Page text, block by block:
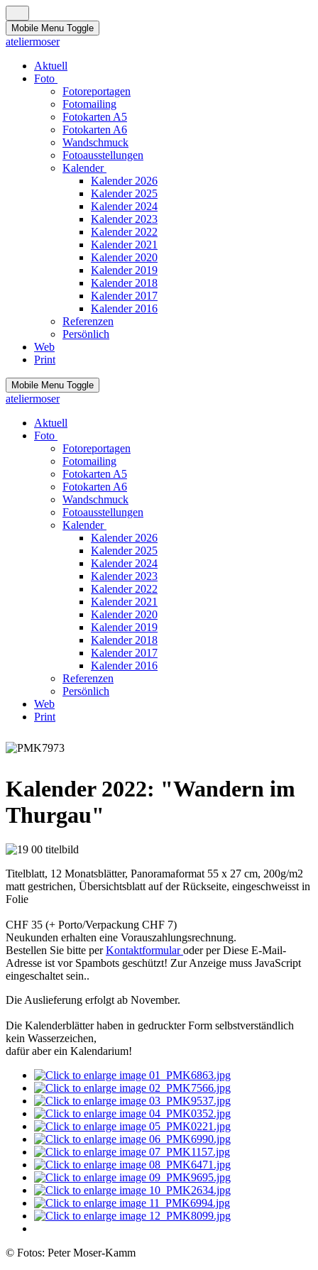
Mobile Menu Toggle
ateliermoser
Aktuell
Foto
Fotoreportagen
Fotomailing
Fotokarten A5
Fotokarten A6
Wandschmuck
Fotoausstellungen
Kalender
Kalender 2026
Kalender 2025
Kalender 2024
Kalender 2023
Kalender 2022
Kalender 2021
Kalender 2020
Kalender 2019
Kalender 2018
Kalender 2017
Kalender 2016
Referenzen
Persönlich
Web
Print
Mobile Menu Toggle
ateliermoser
Aktuell
Foto
Fotoreportagen
Fotomailing
Fotokarten A5
Fotokarten A6
Wandschmuck
Fotoausstellungen
Kalender
Kalender 2026
Kalender 2025
Kalender 2024
Kalender 2023
Kalender 2022
Kalender 2021
Kalender 2020
Kalender 2019
Kalender 2018
Kalender 2017
Kalender 2016
Referenzen
Persönlich
Web
Print
Kalender 2022: "Wandern im
Thurgau"
Titelblatt, 12 Monatsblätter, Panoramaformat 55 x 27 cm, 200g/m2
matt gestrichen, Übersichtsblatt auf der Rückseite, eingeschweisst in
Folie
CHF 35 (+ Porto/Verpackung CHF 7)
Neukunden erhalten eine Vorauszahlungsrechnung.
Bestellen Sie bitte perKontaktformularoder perDiese E-Mail-
Adresse ist vor Spambots geschützt! Zur Anzeige muss JavaScript
eingeschaltet sein..
Die Auslieferung erfolgt ab November.
Die Kalenderblätter haben in gedruckter Form selbstverständlich
kein Wasserzeichen,
dafür aber ein Kalendarium!
© Fotos: Peter Moser-Kamm